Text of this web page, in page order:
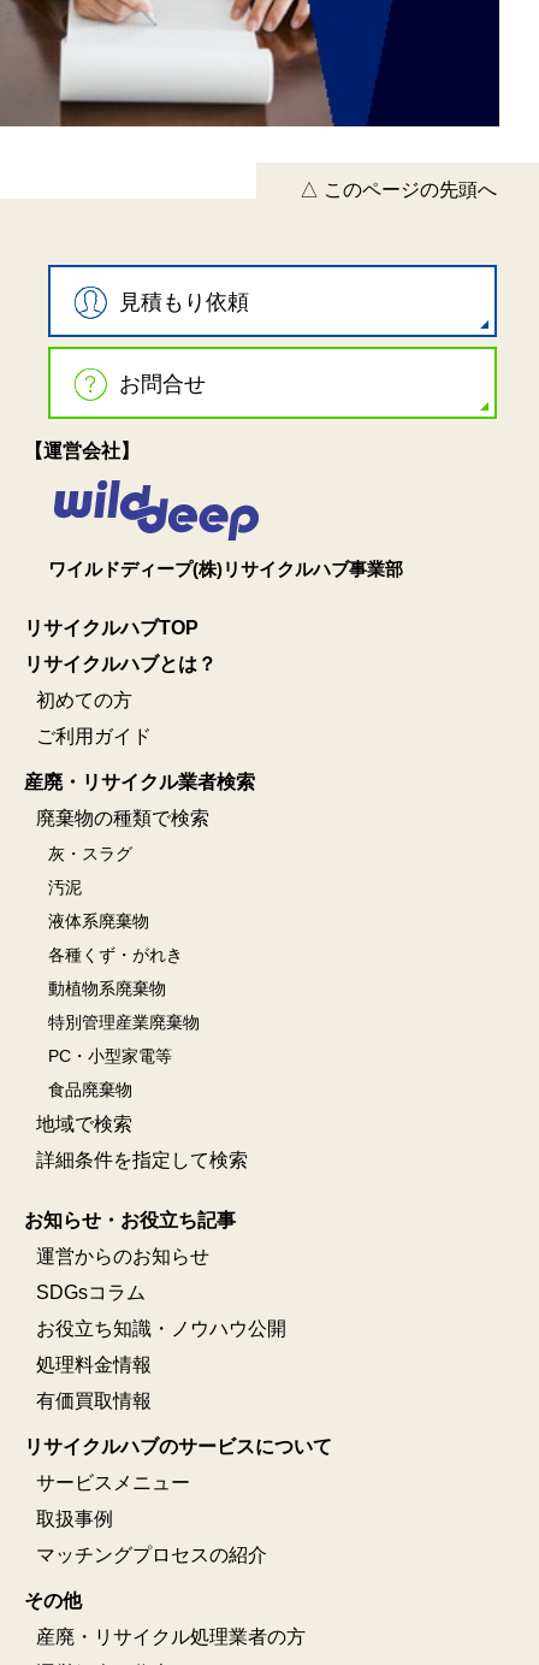
△ このページの先頭へ
見積もり依頼
お問合せ
【運営会社】
ワイルドディープ(株)リサイクルハブ事業部
リサイクルハブTOP
リサイクルハブとは？
初めての方
ご利用ガイド
産廃・リサイクル業者検索
廃棄物の種類で検索
灰・スラグ
汚泥
液体系廃棄物
各種くず・がれき
動植物系廃棄物
特別管理産業廃棄物
PC・小型家電等
食品廃棄物
地域で検索
詳細条件を指定して検索
お知らせ・お役立ち記事
運営からのお知らせ
SDGsコラム
お役立ち知識・ノウハウ公開
処理料金情報
有価買取情報
リサイクルハブのサービスについて
サービスメニュー
取扱事例
マッチングプロセスの紹介
その他
産廃・リサイクル処理業者の方